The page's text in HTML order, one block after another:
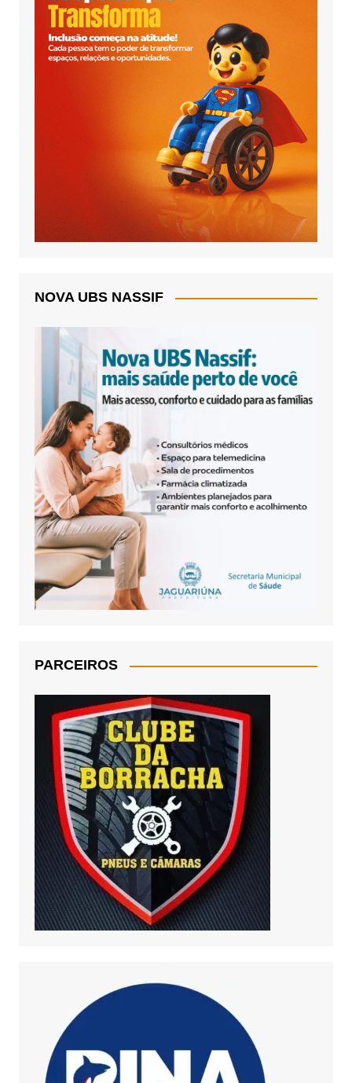
NOVA UBS NASSIF
PARCEIROS